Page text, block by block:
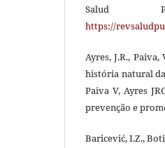
Salud
https://
Ayres, J.R.,
história natural
Paiva V, Ayres
prevenção e
Baricević, I.Z.,